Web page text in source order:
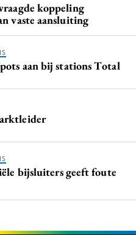
koppeling
vaste aansluiting
aan bij stations Total
bijsluiters geeft foute